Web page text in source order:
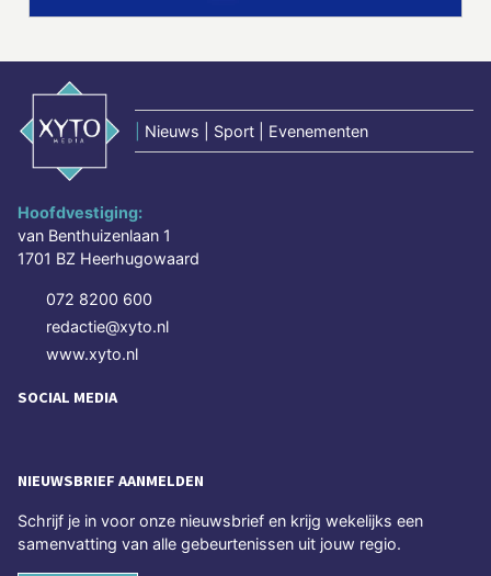
Nieuws | Sport | Evenementen
Hoofdvestiging:
van Benthuizenlaan 1
1701 BZ Heerhugowaard
072 8200 600
redactie@xyto.nl
www.xyto.nl
SOCIAL MEDIA
NIEUWSBRIEF AANMELDEN
Schrijf je in voor onze nieuwsbrief en krijg wekelijks een
samenvatting van alle gebeurtenissen uit jouw regio.